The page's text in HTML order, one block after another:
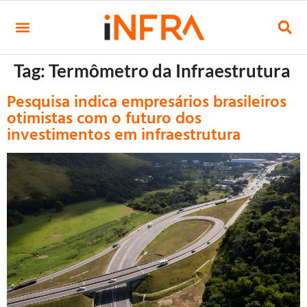
Tag:Termômetro da Infraestrutura
Pesquisa indica empresários brasileiros
otimistas com o futuro dos
investimentos em infraestrutura